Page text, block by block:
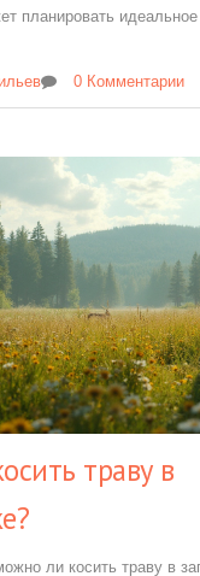
планировать
0 Комментарии
траву в
ли косить траву в